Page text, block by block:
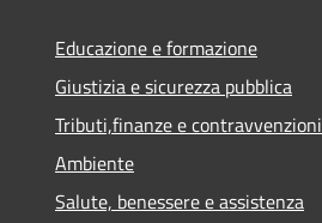
Educazione e formazione
Giustizia e sicurezza pubblica
Tributi,finanze e contravvenzioni
Ambiente
Salute, benessere e assistenza